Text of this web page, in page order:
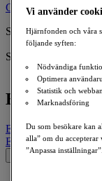
Ge en gåva
Skapad av:
Bruksledaren
Samlar in till:
MS
Email Facebook
Email Facebook
Vi använder
Hjärnfonden och våra
följande syften:
Nödvändiga
Optimera
Statistik och
Marknadsföring
Du som besökare kan
alla” om du
”Anpassa inställningar”.